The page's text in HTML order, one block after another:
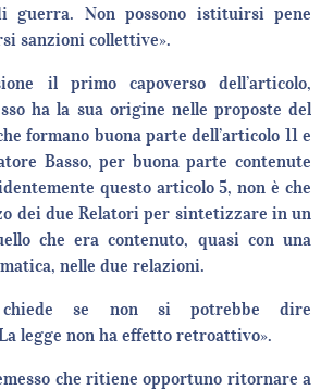
guerra. Non possono istituirsi pene
sanzioni collettive».
il primo capoverso dell’articolo,
ha la sua origine nelle proposte del
formano buona parte dell’articolo 11 e
Basso, per buona parte contenute
questo articolo 5, non è che
dei due Relatori per sintetizzare in un
che era contenuto, quasi con una
nelle due relazioni.
chiede se non si potrebbe dire
legge non ha effetto retroattivo».
che ritiene opportuno ritornare a